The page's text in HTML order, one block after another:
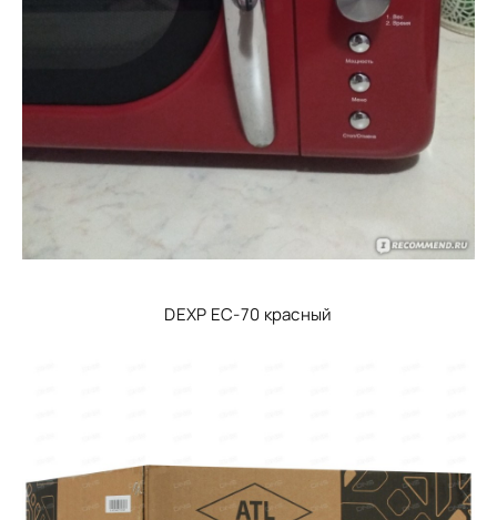
DEXP EC-70 красный